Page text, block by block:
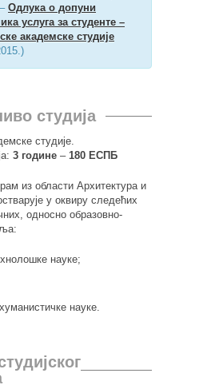
Одлука о допуни
услуга за студенте –
академске студије
студија
студије.
3 године – 180 ЕСПБ
из области Архитектура и
у оквиру следећих
односно образовно-
науке;
науке.